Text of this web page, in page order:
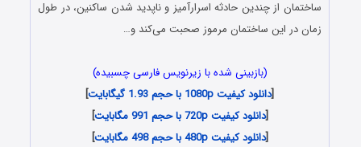
ساختمان از چندین حادثه اسرارآمیز و ناپدید شدن ساکنین، در طول
زمان در این ساختمان مرموز صحبت می‌کند و…
(بازبینی شده با زیرنویس فارسی چسبیده)
[دانلود کیفیت 1080p با حجم 1.93 گیگابایت
]
[دانلود کیفیت 720p با حجم 991 مگابایت
]
[دانلود کیفیت 480p با حجم 498 مگابایت ]